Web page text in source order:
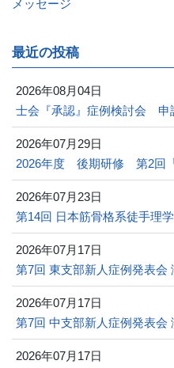
メッセージ
最近の投稿
2026年08月04日
士会『承認』症例検討会 申
2026年07月29日
2026年度 後期研修 第2回
2026年07月23日
第14回 日本筋骨格系徒手理
2026年07月17日
第7回 東支部新人症例発表会
2026年07月17日
第7回 中支部新人症例発表会
2026年07月17日